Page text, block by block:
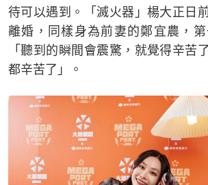
待可以遇到。「滅火器」楊大正日
離婚，同樣身為前妻的鄭宜農，第
「聽到的瞬間會震驚，就覺得辛苦
都辛苦了」。